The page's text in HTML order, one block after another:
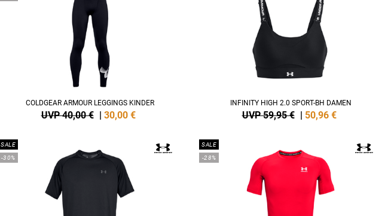
COLDGEAR ARMOUR LEGGINGS KINDER
UVP 40,00 € | 30,00 €
INFINITY HIGH 2.0 SPORT-BH DAMEN
UVP 59,95 € | 50,96 €
SALE
-30%
SALE
-28%